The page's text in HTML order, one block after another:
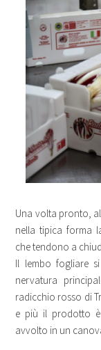
Una volta pronto,
nella tipica forma
che tendono a
Il lembo fogliare
nervatura
radicchio rosso di
e più il prodotto è
avvolto in un